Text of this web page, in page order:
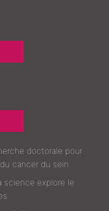
doctorale pour
cancer du sein
science explore le